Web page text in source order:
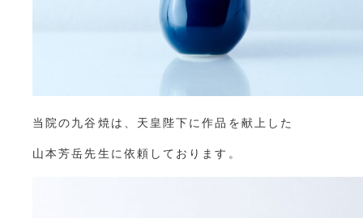
当院の九谷焼は、天皇陛下に作品を献上した
山本芳岳先生に依頼しております。